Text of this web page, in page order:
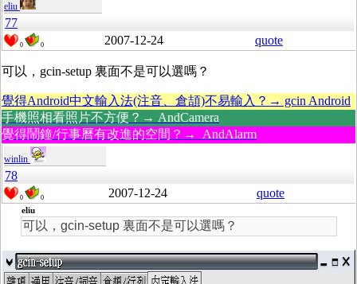
eliu
77
0 0 2007-12-24 quote
可以，gcin-setup 裏面不是可以選嗎？
覺得Android中文輸入法(注音、倉頡)不易輸入？→ gcin Android
手機照相看照片不方便？→ AndCamera
覺得鬧鐘/行事曆有改進的空間？→ AndAlarm
winlin
78
0 0 2007-12-24 quote
eliu
可以，gcin-setup 裏面不是可以選嗎？